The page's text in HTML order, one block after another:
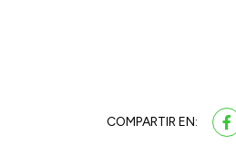
COMPARTIR EN: